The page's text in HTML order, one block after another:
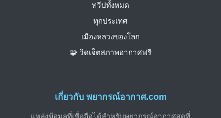
เกี่ยวกับ พยากรณ์อากาศ.com
แหล่งข้อมูลที่เชื่อถือได้สำหรับพยากรณ์อากาศสดที่
ทวีปทั้งหมด
ทุกประเทศ
เมืองหลวงของโลก
🧩 วิดเจ็ตสภาพอากาศฟรี